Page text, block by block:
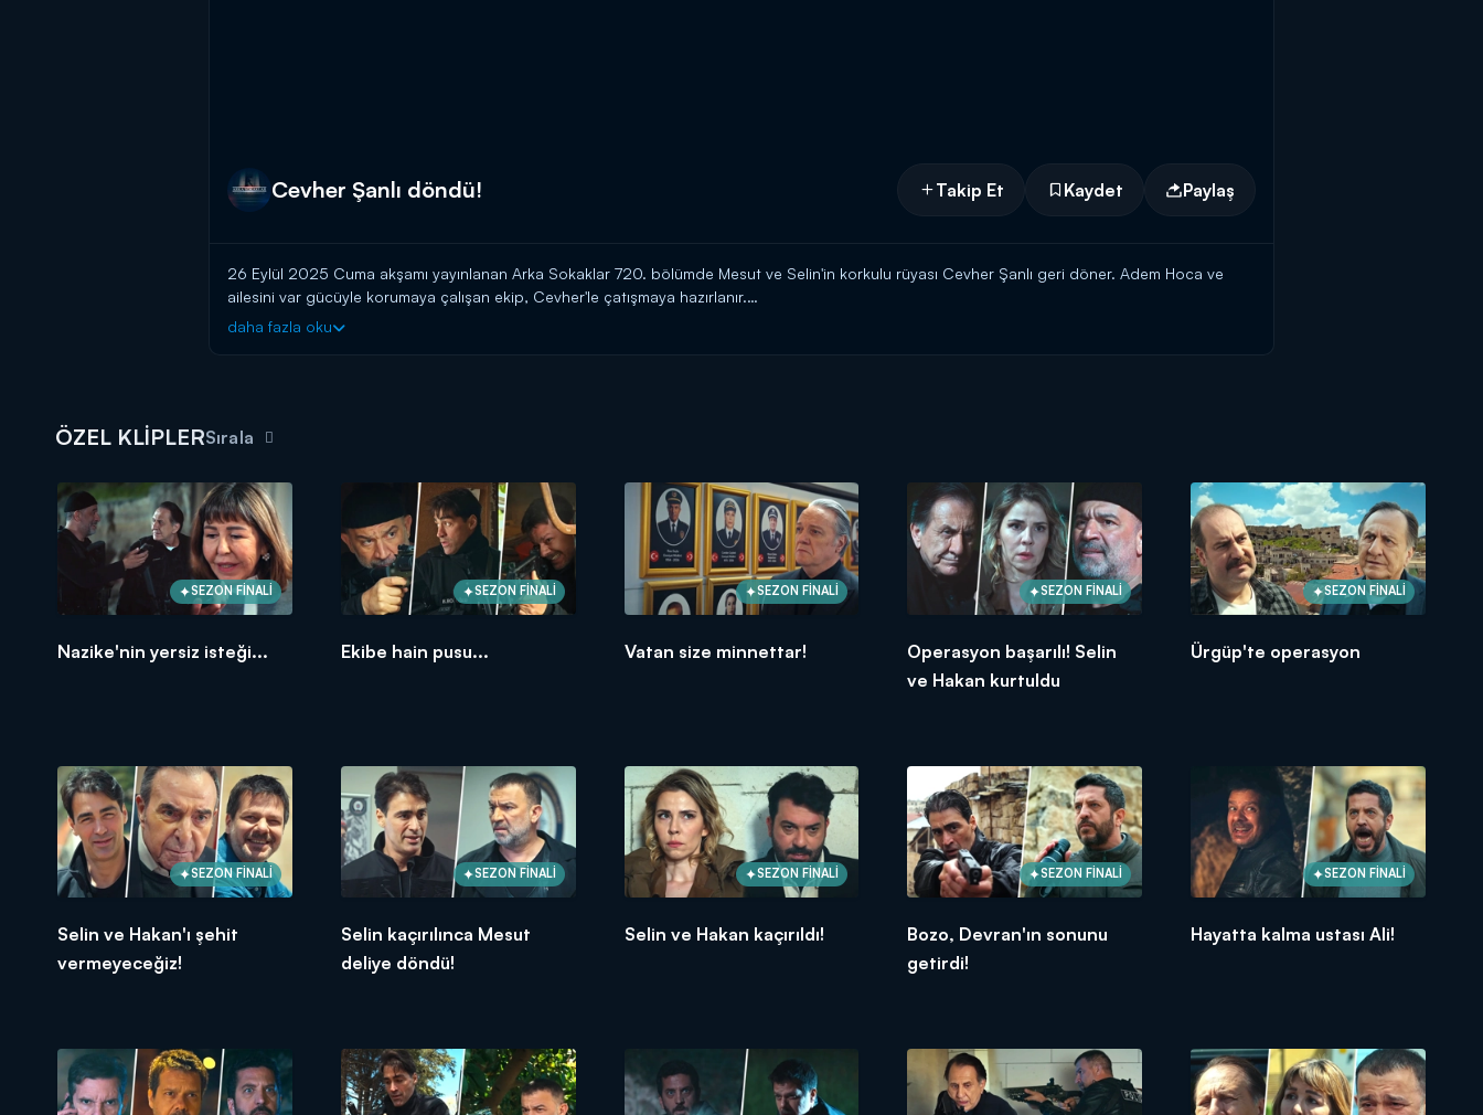
Cevher Şanlı döndü! Takip Et Kaydet Paylaş
26 Eylül 2025 Cuma akşamı yayınlanan Arka Sokaklar 720. bölümde Mesut ve Selin'in korkulu rüyası Cevher Şanlı geri döner. Adem Hoca ve
ailesini var gücüyle korumaya çalışan ekip, Cevher'le çatışmaya hazırlanır.
daha fazla oku
ÖZEL KLİPLERSırala
SEZON FİNALİ
Nazike'nin yersiz isteği...
SEZON FİNALİ
Ekibe hain pusu...
SEZON FİNALİ
Vatan size minnettar!
SEZON FİNALİ
Operasyon başarılı! Selin
ve Hakan kurtuldu
SEZON FİNALİ
Ürgüp'te operasyon
SEZON FİNALİ
Selin ve Hakan'ı şehit
vermeyeceğiz!
SEZON FİNALİ
Selin kaçırılınca Mesut
deliye döndü!
SEZON FİNALİ
Selin ve Hakan kaçırıldı!
SEZON FİNALİ
Bozo, Devran'ın sonunu
getirdi!
SEZON FİNALİ
Hayatta kalma ustası Ali!